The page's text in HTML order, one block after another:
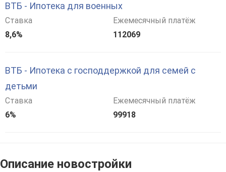
ВТБ - Ипотека для военных
Ставка
8,6%
Ежемесячный платёж
112069
ВТБ - Ипотека с господдержкой для семей с
детьми
Ставка
6%
Ежемесячный платёж
99918
Описание новостройки